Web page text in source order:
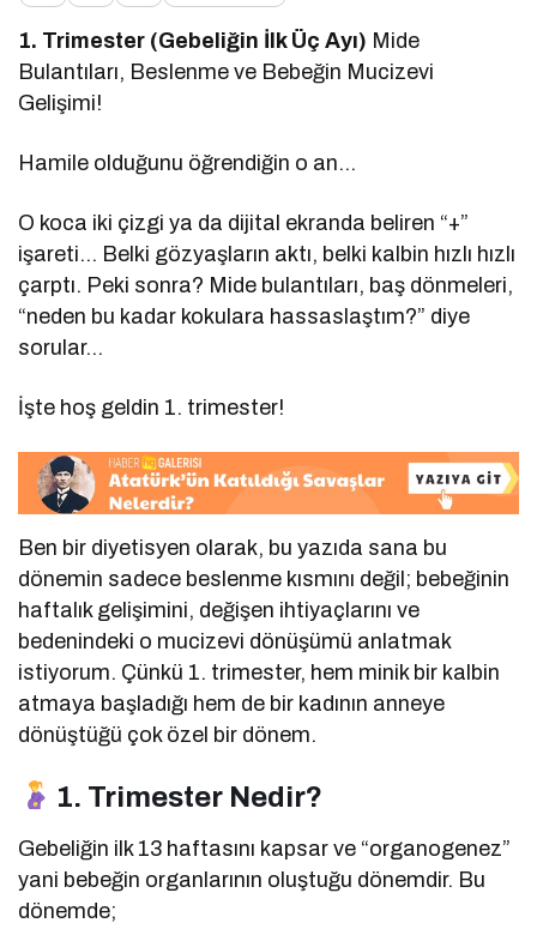
1. Trimester (Gebeliğin İlk Üç Ayı) Mide
Bulantıları, Beslenme ve Bebeğin Mucizevi
Gelişimi!
Hamile olduğunu öğrendiğin o an…
O koca iki çizgi ya da dijital ekranda beliren “+”
işareti… Belki gözyaşların aktı, belki kalbin hızlı hızlı
çarptı. Peki sonra? Mide bulantıları, baş dönmeleri,
“neden bu kadar kokulara hassaslaştım?” diye
sorular…
İşte hoş geldin 1. trimester!
Ben bir diyetisyen olarak, bu yazıda sana bu
dönemin sadece beslenme kısmını değil; bebeğinin
haftalık gelişimini, değişen ihtiyaçlarını ve
bedenindeki o mucizevi dönüşümü anlatmak
istiyorum. Çünkü 1. trimester, hem minik bir kalbin
atmaya başladığı hem de bir kadının anneye
dönüştüğü çok özel bir dönem.
1. Trimester Nedir?
Gebeliğin ilk 13 haftasını kapsar ve “organogenez”
yani bebeğin organlarının oluştuğu dönemdir. Bu
dönemde;